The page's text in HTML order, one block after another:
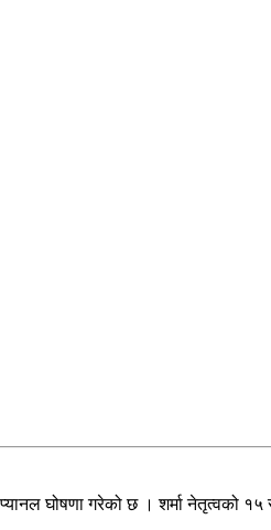
घोषणा गरेको छ । शर्मा नेतृत्वको